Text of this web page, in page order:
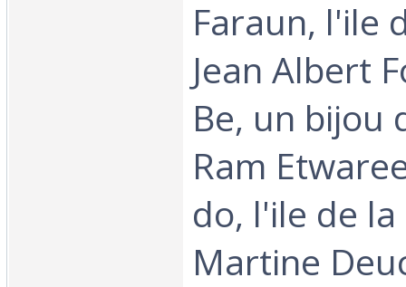
Faraun, l'ile
Jean Albert
Be, un bijou
Ram
do, l'ile de
Martine